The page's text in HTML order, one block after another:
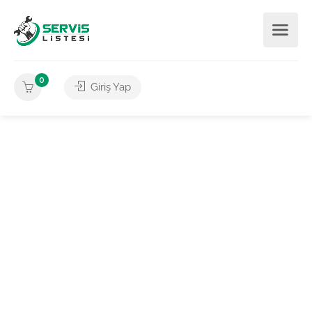
0
Giriş Yap